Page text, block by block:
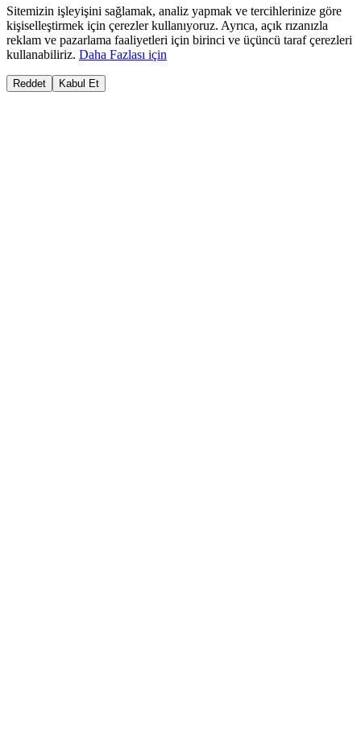
Sitemizin işleyişini sağlamak, analiz yapmak ve tercihlerinize göre
kişiselleştirmek için çerezler kullanıyoruz. Ayrıca, açık rızanızla
reklam ve pazarlama faaliyetleri için birinci ve üçüncü taraf çerezleri
kullanabiliriz. Daha Fazlası için
Reddet Kabul Et